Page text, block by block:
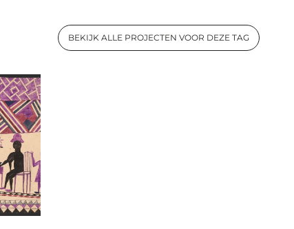
BEKIJK ALLE PROJECTEN VOOR DEZE TAG